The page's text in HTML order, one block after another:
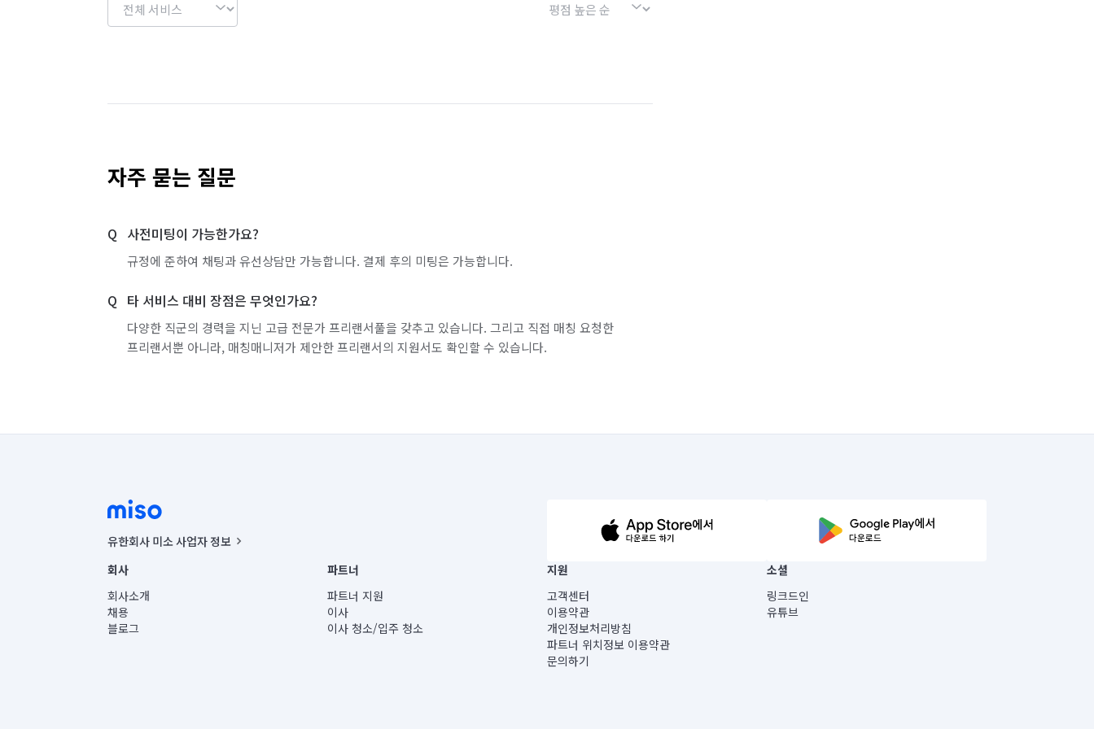
자주 묻는 질문
사전미팅이 가능한가요?
규정에 준하여 채팅과 유선상담만 가능합니다. 결제 후의 미팅은 가능합니다.
타 서비스 대비 장점은 무엇인가요?
다양한 직군의 경력을 지닌 고급 전문가 프리랜서풀을 갖추고 있습니다. 그리고 직접 매칭 요청한
프리랜서뿐 아니라, 매칭매니저가 제안한 프리랜서의 지원서도 확인할 수 있습니다.
유한회사 미소 사업자 정보
사업자등록번호 : 291-87-00271 | 인허가번호 : 2016-3220163-14-5-00019 |
통신판매신고번호 : 2024-서울종로-1400(공정거래위원회 정보) |
대표이사 : CHING VICTOR COLUMBIA RHEE
주소 | 본사: 서울특별시 종로구 율곡로 6(중학동, 트윈트리빌딩) B동 5층
컨택센터 : 서울특별시 종로구 수송동 율곡로 24, 7층, 8층 미소
회사
회사소개
채용
블로그
파트너
파트너 지원
이사
이사 청소/입주 청소
지원
고객센터
이용약관
개인정보처리방침
파트너 위치정보 이용약관
문의하기
소셜
링크드인
유튜브